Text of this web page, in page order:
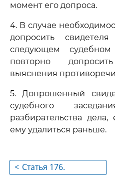
момент его допроса.
4. В случае
допросить
следующем
повторно
выяснения
5. Допрошенный
судебного
разбирательства
ему удалиться раньше.
< Статья 176.